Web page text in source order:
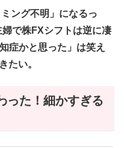
ング不明」になるっ
で株FXシフトは逆に凄
症かと思った」は笑え
たい。
った！細かすぎる